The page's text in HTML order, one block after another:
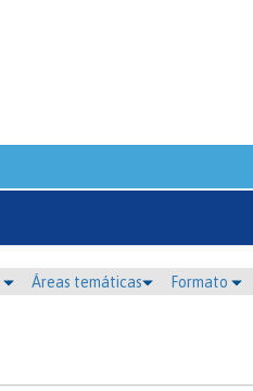
Áreas temáticas Formato